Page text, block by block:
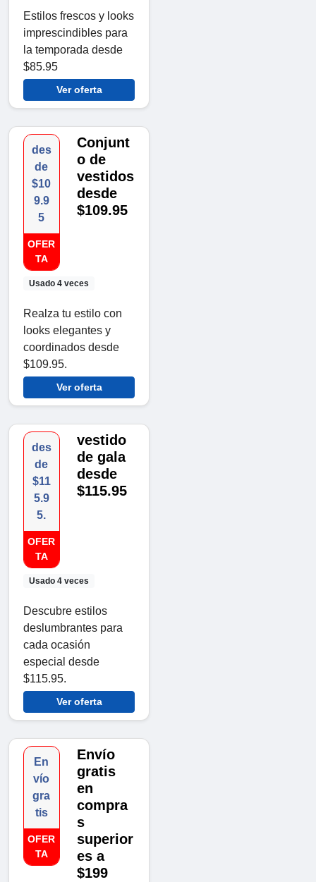
Estilos frescos y looks
imprescindibles para
la temporada desde
$85.95
Ver oferta
des
de
$10
9.9
5
OFER
TA
Usado 4 veces
Conjunt
o de
vestidos
desde
$109.95
Realza tu estilo con
looks elegantes y
coordinados desde
$109.95.
Ver oferta
des
de
$11
5.9
5.
OFER
TA
Usado 4 veces
vestido
de gala
desde
$115.95
Descubre estilos
deslumbrantes para
cada ocasión
especial desde
$115.95.
Ver oferta
En
vío
gra
tis
OFER
TA
Envío
gratis
en
compra
s
superior
es a
$199